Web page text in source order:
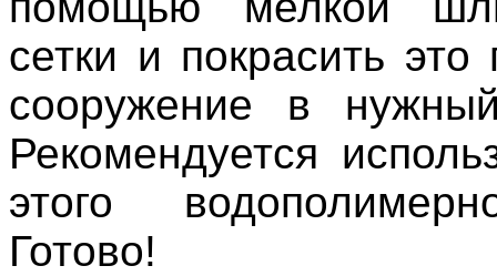
сетки и покрасить это
сооружение в
Рекомендуется
этого
Готово!